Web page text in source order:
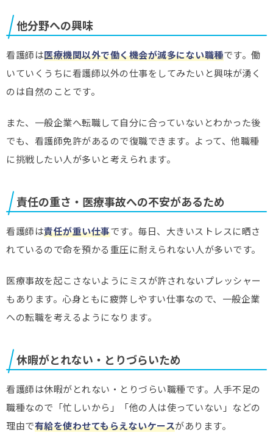
他分野への興味
看護師は医療機関以外で働く機会が滅多にない職種です。働
いていくうちに看護師以外の仕事をしてみたいと興味が湧く
のは自然のことです。
また、一般企業へ転職して自分に合っていないとわかった後
でも、看護師免許があるので復職できます。よって、他職種
に挑戦したい人が多いと考えられます。
責任の重さ・医療事故への不安があるため
看護師は責任が重い仕事です。毎日、大きいストレスに晒さ
れているので命を預かる重圧に耐えられない人が多いです。
医療事故を起こさないようにミスが許されないプレッシャー
もあります。心身ともに疲弊しやすい仕事なので、一般企業
への転職を考えるようになります。
休暇がとれない・とりづらいため
看護師は休暇がとれない・とりづらい職種です。人手不足の
職種なので「忙しいから」「他の人は使っていない」などの
理由で有給を使わせてもらえないケースがあります。